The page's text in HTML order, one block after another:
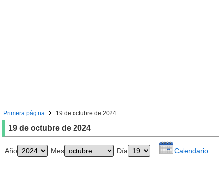
Primera página 19 de octubre de 2024
19 de octubre de 2024
Año Mes Día Calendario